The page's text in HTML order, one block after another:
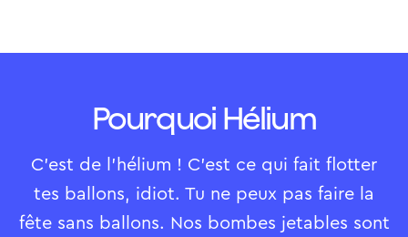
Pourquoi Hélium
C’est de l’hélium ! C’est ce qui fait flotter
tes ballons, idiot. Tu ne peux pas faire la
fête sans ballons. Nos bombes jetables sont